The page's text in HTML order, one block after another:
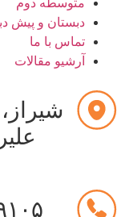
متوسطه دوم
دبستان و پیش
تماس با ما
آرشیو مقالات